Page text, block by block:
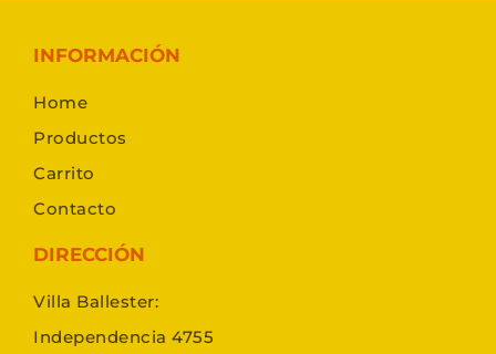
INFORMACIÓN
Home
Productos
Carrito
Contacto
DIRECCIÓN
Villa Ballester:
Independencia 4755